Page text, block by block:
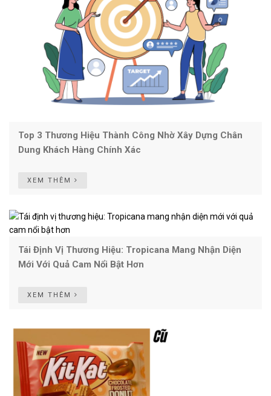
Top 3 Thương Hiệu Thành Công Nhờ Xây Dựng Chân
Dung Khách Hàng Chính Xác
XEM THÊM
Tái Định Vị Thương Hiệu: Tropicana Mang Nhận Diện
Mới Với Quả Cam Nổi Bật Hơn
XEM THÊM